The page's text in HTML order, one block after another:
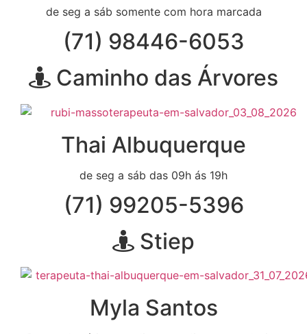
de seg a sáb somente com hora marcada
(71) 98446-6053
Caminho das Árvores
Thai Albuquerque
de seg a sáb das 09h ás 19h
(71) 99205-5396
Stiep
Myla Santos